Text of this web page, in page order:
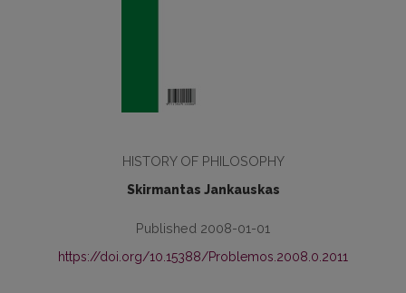
HISTORY OF PHILOSOPHY
Skirmantas Jankauskas
Published 2008-01-01
https://doi.org/10.15388/Problemos.2008.0.2011